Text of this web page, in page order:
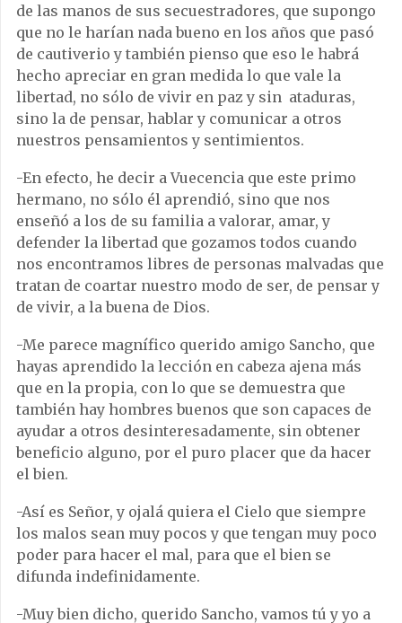
de las manos de sus secuestradores, que supongo
que no le harían nada bueno en los años que pasó
de cautiverio y también pienso que eso le habrá
hecho apreciar en gran medida lo que vale la
libertad, no sólo de vivir en paz y sin ataduras,
sino la de pensar, hablar y comunicar a otros
nuestros pensamientos y sentimientos.
-En efecto, he decir a Vuecencia que este primo
hermano, no sólo él aprendió, sino que nos
enseñó a los de su familia a valorar, amar, y
defender la libertad que gozamos todos cuando
nos encontramos libres de personas malvadas que
tratan de coartar nuestro modo de ser, de pensar y
de vivir, a la buena de Dios.
-Me parece magnífico querido amigo Sancho, que
hayas aprendido la lección en cabeza ajena más
que en la propia, con lo que se demuestra que
también hay hombres buenos que son capaces de
ayudar a otros desinteresadamente, sin obtener
beneficio alguno, por el puro placer que da hacer
el bien.
-Así es Señor, y ojalá quiera el Cielo que siempre
los malos sean muy pocos y que tengan muy poco
poder para hacer el mal, para que el bien se
difunda indefinidamente.
-Muy bien dicho, querido Sancho, vamos tú y yo a